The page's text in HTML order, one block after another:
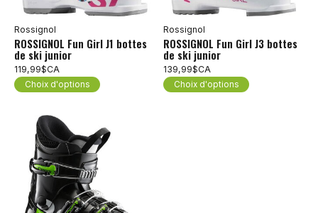
Rossignol
ROSSIGNOL Fun Girl J1 bottes
de ski junior
119,99$CA
Choix d'options
Rossignol
ROSSIGNOL Fun Girl J3 bottes
de ski junior
139,99$CA
Choix d'options